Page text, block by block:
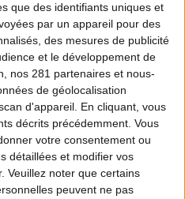
que des identifiants uniques et
par un appareil pour des
des mesures de publicité
et le développement de
nos 281 partenaires et nous-
de géolocalisation
d'appareil. En cliquant, vous
décrits précédemment. Vous
votre consentement ou
détaillées et modifier vos
Veuillez noter que certains
peuvent ne pas